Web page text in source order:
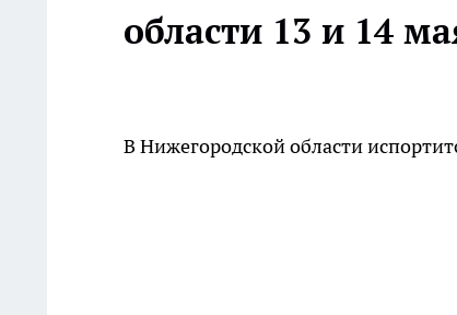
области 13 и 14
В Нижегородской области